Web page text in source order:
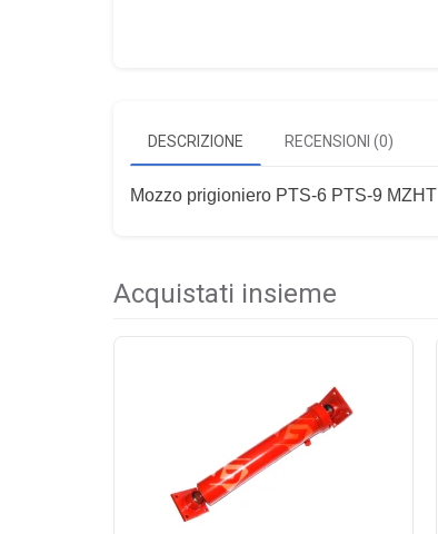
DESCRIZIONE RECENSIONI (0)
Mozzo prigioniero PTS-6 PTS-9 MZHT
Acquistati insieme